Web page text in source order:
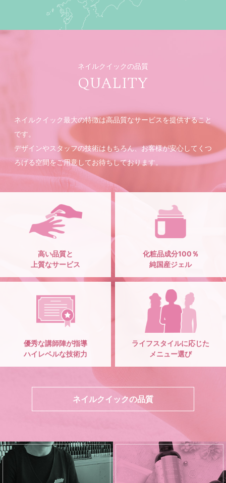
ネイルクイックの品質
QUALITY
ネイルクイック最大の特徴は高品質なサービスを提供すること
です。
デザインやスタッフの技術はもちろん、お客様が安心してくつ
ろげる空間をご用意してお待ちしております。
高い品質と
上質なサービス
化粧品成分100％
純国産ジェル
優秀な講師陣が指導
ハイレベルな技術力
ライフスタイルに応じた
メニュー選び
ネイルクイックの品質